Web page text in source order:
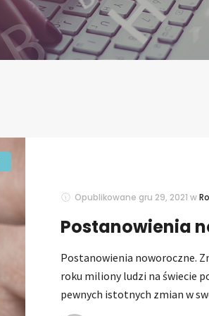
Opublikowane gru 29, 2021 w
Postanowienia
Postanowienia noworoczne.
roku miliony ludzi na świecie
pewnych istotnych zmian w